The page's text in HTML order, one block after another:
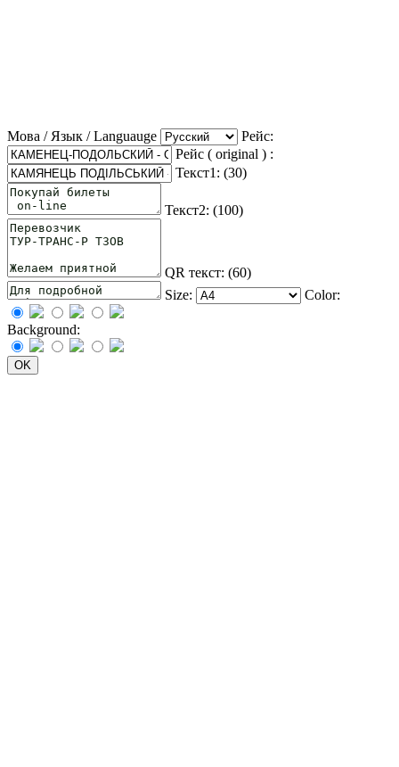
Мова / Язык / Languauge
Рейс:
Рейс ( original ) :
Текст1: (30)
Текст2: (100)
QR текст: (60)
Size:
Color:
Background: